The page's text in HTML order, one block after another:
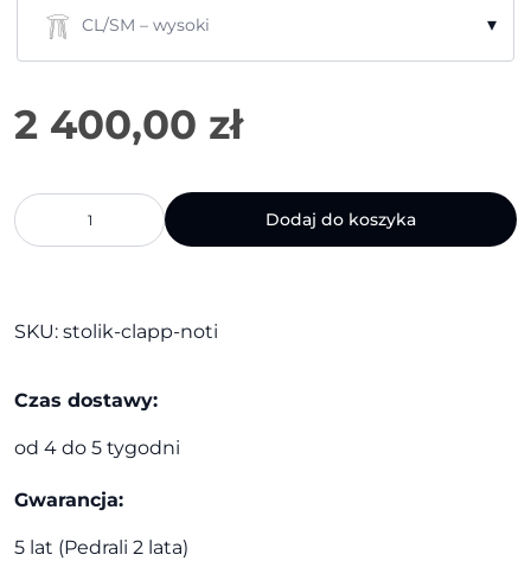
CL/SM – wysoki
▾
ilość
Stolik
Clapp
Dodaj do koszyka
SKU: stolik-clapp-noti
Czas dostawy:
od 4 do 5 tygodni
Gwarancja:
5 lat (Pedrali 2 lata)